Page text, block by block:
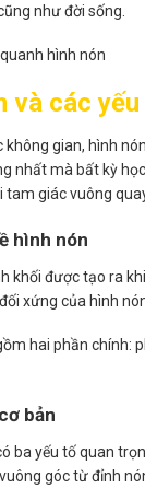
như đời sống.
hình nón​
và các
không gian, hình
nhất mà bất kỳ
tam giác vuông
hình nón
khối được tạo ra
xứng của hình
hai phần chính:
bản
ba yếu tố quan
góc từ đỉnh